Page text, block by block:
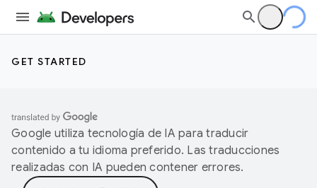
GET STARTED
Google utiliza tecnología de IA para traducir
contenido a tu idioma preferido. Las traducciones
realizadas con IA pueden contener errores.